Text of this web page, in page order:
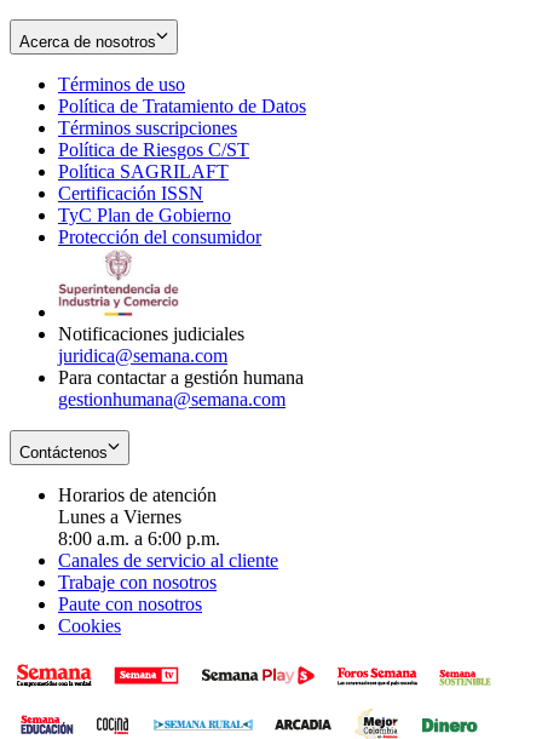
Acerca de nosotros
Términos de uso
in
new
window
Política de Tratamiento de Datos
Términos suscripciones
in
Política de Riesgos C/ST
Política SAGRILAFT
new
window
Certificación ISSN
in
new
TyC Plan de Gobierno
in
Protección del consumidorOpens
Notificaciones judiciales
juridica@semana.com
Para contactar a gestión humana
gestionhumana@semana.com
Contáctenos
Horarios de atención
Lunes a Viernes
8:00 a.m. a 6:00 p.m.
Canales de servicio al cliente
Trabaje con nosotros
Paute con nosotros
Cookies